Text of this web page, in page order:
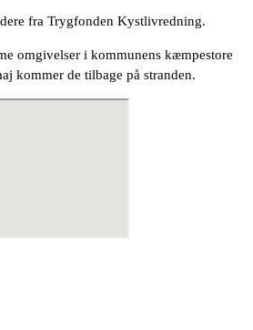
fra Trygfonden Kystlivredning.
omgivelser i kommunens kæmpestore
kommer de tilbage på stranden.